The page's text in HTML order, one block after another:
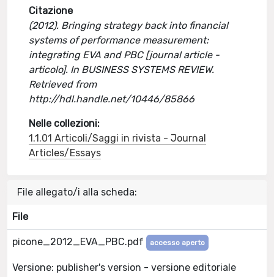
Citazione
(2012). Bringing strategy back into financial
systems of performance measurement:
integrating EVA and PBC [journal article -
articolo]. In BUSINESS SYSTEMS REVIEW.
Retrieved from
http://hdl.handle.net/10446/85866
Nelle collezioni:
1.1.01 Articoli/Saggi in rivista - Journal
Articles/Essays
File allegato/i alla scheda:
File
picone_2012_EVA_PBC.pdf accesso aperto
Versione: publisher's version - versione editoriale